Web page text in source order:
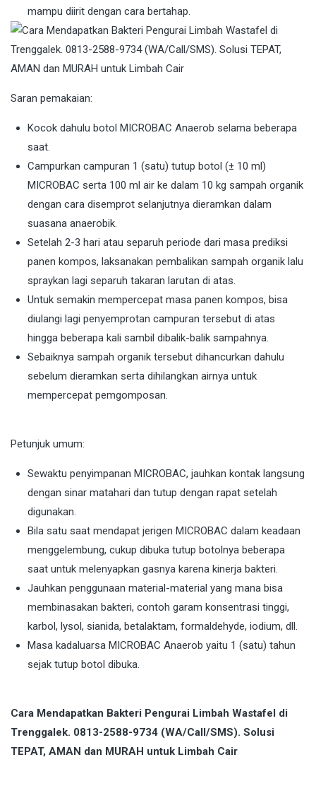
mampu diirit dengan cara bertahap.
Saran pemakaian:
Kocok dahulu botol MICROBAC Anaerob selama beberapa
saat.
Campurkan campuran 1 (satu) tutup botol (± 10 ml)
MICROBAC serta 100 ml air ke dalam 10 kg sampah organik
dengan cara disemprot selanjutnya dieramkan dalam
suasana anaerobik.
Setelah 2-3 hari atau separuh periode dari masa prediksi
panen kompos, laksanakan pembalikan sampah organik lalu
spraykan lagi separuh takaran larutan di atas.
Untuk semakin mempercepat masa panen kompos, bisa
diulangi lagi penyemprotan campuran tersebut di atas
hingga beberapa kali sambil dibalik-balik sampahnya.
Sebaiknya sampah organik tersebut dihancurkan dahulu
sebelum dieramkan serta dihilangkan airnya untuk
mempercepat pemgomposan.
Petunjuk umum:
Sewaktu penyimpanan MICROBAC, jauhkan kontak langsung
dengan sinar matahari dan tutup dengan rapat setelah
digunakan.
Bila satu saat mendapat jerigen MICROBAC dalam keadaan
menggelembung, cukup dibuka tutup botolnya beberapa
saat untuk melenyapkan gasnya karena kinerja bakteri.
Jauhkan penggunaan material-material yang mana bisa
membinasakan bakteri, contoh garam konsentrasi tinggi,
karbol, lysol, sianida, betalaktam, formaldehyde, iodium, dll.
Masa kadaluarsa MICROBAC Anaerob yaitu 1 (satu) tahun
sejak tutup botol dibuka.
Cara Mendapatkan Bakteri Pengurai Limbah Wastafel di
Trenggalek. 0813-2588-9734 (WA/Call/SMS). Solusi
TEPAT, AMAN dan MURAH untuk Limbah Cair